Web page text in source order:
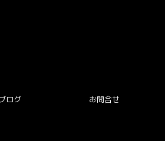
ログ お問合せ